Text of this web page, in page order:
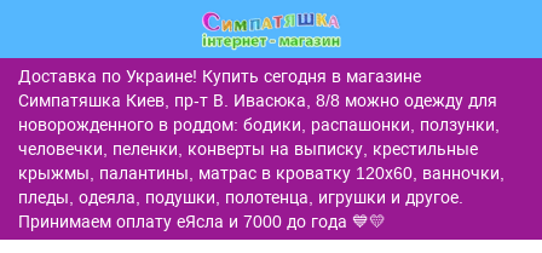
Доставка по Украине! Купить сегодня в магазине
Симпатяшка Киев, пр-т В. Ивасюка, 8/8 можно одежду для
новорожденного в роддом: бодики, распашонки, ползунки,
человечки, пеленки, конверты на выписку, крестильные
крыжмы, палантины, матрас в кроватку 120х60, ванночки,
пледы, одеяла, подушки, полотенца, игрушки и другое.
Принимаем оплату еЯсла и 7000 до года 💙💛